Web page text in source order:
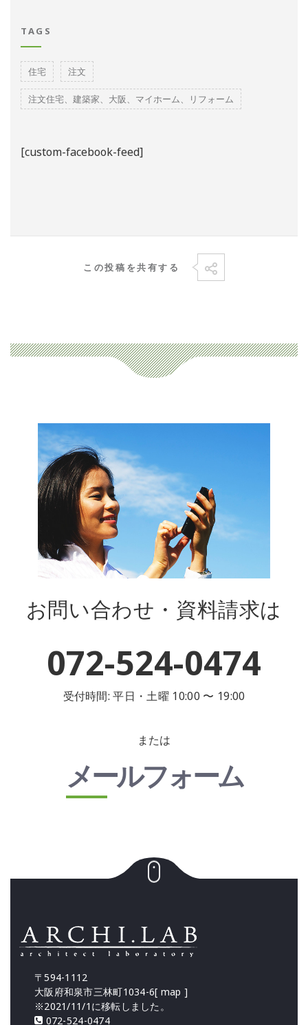
TAGS
住宅 注文
注文住宅、建築家、大阪、マイホーム、リフォーム
[custom-facebook-feed]
この投稿を共有する
お問い合わせ・資料請求は
072-524-0474
受付時間: 平日・土曜 10:00 〜 19:00
または
メールフォーム
〒594-1112
大阪府和泉市三林町1034-6[ map ]
※2021/11/1に移転しました。
072-524-0474